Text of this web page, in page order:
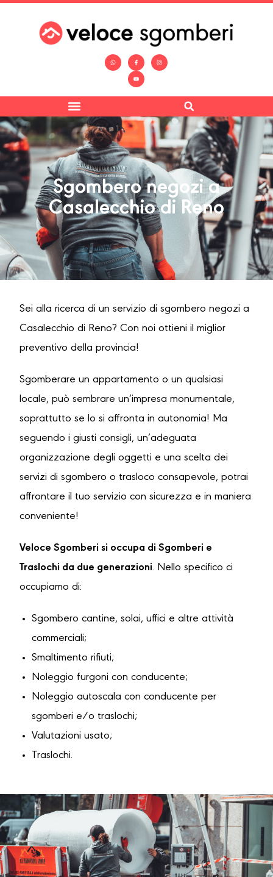
Sgombero negozi a
Casalecchio di Reno
Sei alla ricerca di un servizio di sgombero negozi a
Casalecchio di Reno? Con noi ottieni il miglior
preventivo della provincia!
Sgomberare un appartamento o un qualsiasi
locale, può sembrare un’impresa monumentale,
soprattutto se lo si affronta in autonomia! Ma
seguendo i giusti consigli, un’adeguata
organizzazione degli oggetti e una scelta dei
servizi di sgombero o trasloco consapevole, potrai
affrontare il tuo servizio con sicurezza e in maniera
conveniente!
Veloce Sgomberi si occupa di Sgomberi e
Traslochi da due generazioni. Nello specifico ci
occupiamo di:
Sgombero cantine, solai, uffici e altre attività
commerciali;
Smaltimento rifiuti;
Noleggio furgoni con conducente;
Noleggio autoscala con conducente per
sgomberi e/o traslochi;
Valutazioni usato;
Traslochi.